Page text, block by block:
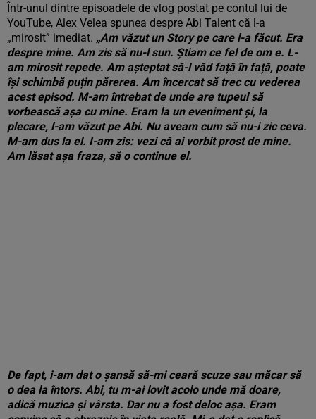
Într-unul dintre episoadele de vlog postat pe contul lui de
YouTube, Alex Velea spunea despre Abi Talent că l-a
„mirosit” imediat. „Am văzut un Story pe care l-a făcut. Era
despre mine. Am zis să nu-l sun. Știam ce fel de om e. L-
am mirosit repede. Am așteptat să-l văd față în față, poate
își schimbă puțin părerea. Am încercat să trec cu vederea
acest episod. M-am întrebat de unde are tupeul să
vorbească așa cu mine. Eram la un eveniment și, la
plecare, l-am văzut pe Abi. Nu aveam cum să nu-i zic ceva.
M-am dus la el. I-am zis: vezi că ai vorbit prost de mine.
Am lăsat așa fraza, să o continue el.
De fapt, i-am dat o șansă să-mi ceară scuze sau măcar să
o dea la întors. Abi, tu m-ai lovit acolo unde mă doare,
adică muzica și vârsta. Dar nu a fost deloc așa. Eram